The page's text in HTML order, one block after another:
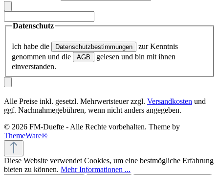
Datenschutz
Ich habe die Datenschutzbestimmungen
zur Kenntnis
genommen und die
AGB
gelesen und bin mit ihnen
einverstanden.
Alle Preise inkl. gesetzl. Mehrwertsteuer zzgl. Versandkosten und
ggf. Nachnahmegebühren, wenn nicht anders angegeben.
© 2026 FM-Duefte - Alle Rechte vorbehalten. Theme by
ThemeWare®
Diese Website verwendet Cookies, um eine bestmögliche Erfahrung
bieten zu können. Mehr Informationen ...